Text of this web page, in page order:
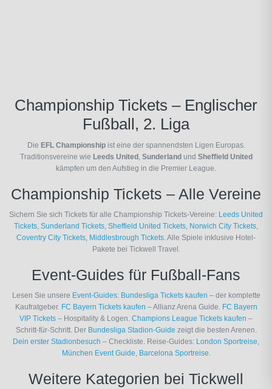
Championship Tickets – Englischer
Fußball, 2. Liga
Die EFL Championshipist eine der spannendsten Ligen Europas.
Traditionsvereine wie Leeds United , Sunderland und Sheffield United
kämpfen um den Aufstieg in die Premier League.
Championship Tickets – Alle Vereine
Sichern Sie sich Tickets für alle Championship Tickets-Vereine: Leeds United
Tickets, Sunderland Tickets, Sheffield United Tickets, Norwich City Tickets,
Coventry City Tickets, Middlesbrough Tickets. Alle Spiele inklusive Hotel-
Pakete bei Tickwell Travel.
Event-Guides für Fußball-Fans
Lesen Sie unsere Event-Guides: Bundesliga Tickets kaufen – der komplette
Kaufratgeber. FC Bayern Tickets kaufen – Allianz Arena Guide. FC Bayern
VIP Tickets – Hospitality & Logen. Champions League Tickets kaufen –
Schritt-für-Schritt. Der Bundesliga Stadion-Guide zeigt die besten Arenen.
Dein erster Stadionbesuch – Checkliste. Reise-Guides: London Sportreise,
München Event Guide, Barcelona Sportreise.
Weitere Kategorien bei Tickwell